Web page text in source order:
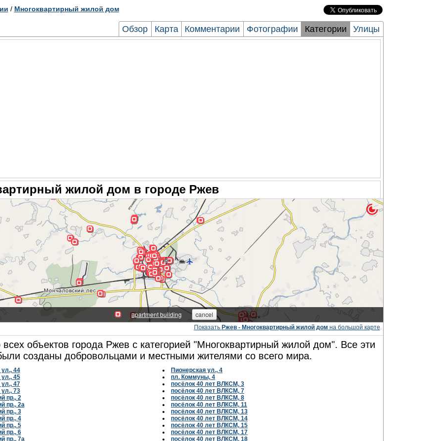
/ Многоквартирный жилой дом
Обзор Карта Комментарии Фотографии Категории Улицы
жилой дом в городе Ржев
Показать Ржев - Многоквартирный жилой дом на большой карте.
объектов города Ржев с категорией "Многоквартирный жилой дом". Все эти
созданы добровольцами и местными жителями со всего мира.
ул., 44
Пионерская ул., 4
ул., 45
пл. Коммуны, 4
ул., 47
посёлок 40 лет ВЛКСМ, 3
ул., 73
посёлок 40 лет ВЛКСМ, 7
пр., 2
посёлок 40 лет ВЛКСМ, 8
пр., 2а
посёлок 40 лет ВЛКСМ, 11
пр., 3
посёлок 40 лет ВЛКСМ, 13
пр., 4
посёлок 40 лет ВЛКСМ, 14
пр., 5
посёлок 40 лет ВЛКСМ, 15
пр., 6
посёлок 40 лет ВЛКСМ, 17
пр., 7а
посёлок 40 лет ВЛКСМ, 18